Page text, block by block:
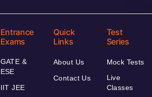
Entrance
Exams
GATE &
ESE
IIT JEE
Quick
Links
About Us
Contact Us
Test
Series
Mock Tests
Live
Classes